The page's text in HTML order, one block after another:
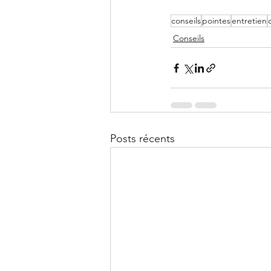
conseilspointesentretien
Conseils
Posts récents